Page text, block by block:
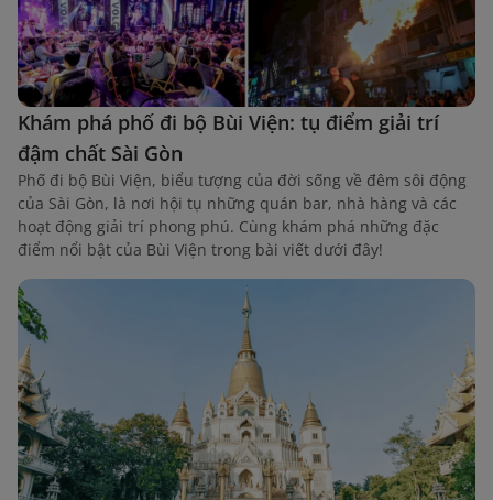
Khám phá phố đi bộ Bùi Viện: tụ điểm giải trí
đậm chất Sài Gòn
Phố đi bộ Bùi Viện, biểu tượng của đời sống về đêm sôi động
của Sài Gòn, là nơi hội tụ những quán bar, nhà hàng và các
hoạt động giải trí phong phú. Cùng khám phá những đặc
điểm nổi bật của Bùi Viện trong bài viết dưới đây!